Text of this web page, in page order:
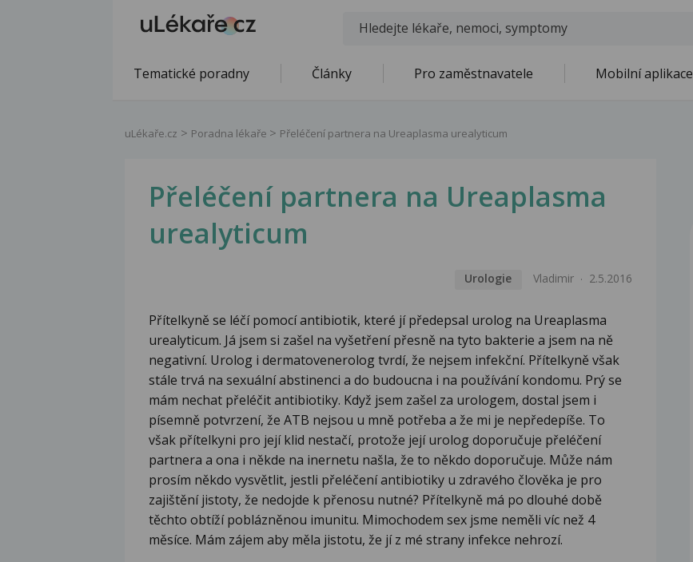
Tematické poradny Články Pro zaměstnavatele Mobilní aplikace
uLékaře.cz Poradna lékaře Přeléčení partnera na Ureaplasma urealyticum
Přeléčení partnera na Ureaplasma
urealyticum
Urologie Vladimir 2.5.2016
Přítelkyně se léčí pomocí antibiotik, které jí předepsal urolog na Ureaplasma
urealyticum. Já jsem si zašel na vyšetření přesně na tyto bakterie a jsem na ně
negativní. Urolog i dermatovenerolog tvrdí, že nejsem infekční. Přítelkyně však
stále trvá na sexuální abstinenci a do budoucna i na používání kondomu. Prý se
mám nechat přeléčit antibiotiky. Když jsem zašel za urologem, dostal jsem i
písemně potvrzení, že ATB nejsou u mně potřeba a že mi je nepředepíše. To
však přítelkyni pro její klid nestačí, protože její urolog doporučuje přeléčení
partnera a ona i někde na inernetu našla, že to někdo doporučuje. Může nám
prosím někdo vysvětlit, jestli přeléčení antibiotiky u zdravého člověka je pro
zajištění jistoty, že nedojde k přenosu nutné? Přítelkyně má po dlouhé době
těchto obtíží poblázněnou imunitu. Mimochodem sex jsme neměli víc než 4
měsíce. Mám zájem aby měla jistotu, že jí z mé strany infekce nehrozí.